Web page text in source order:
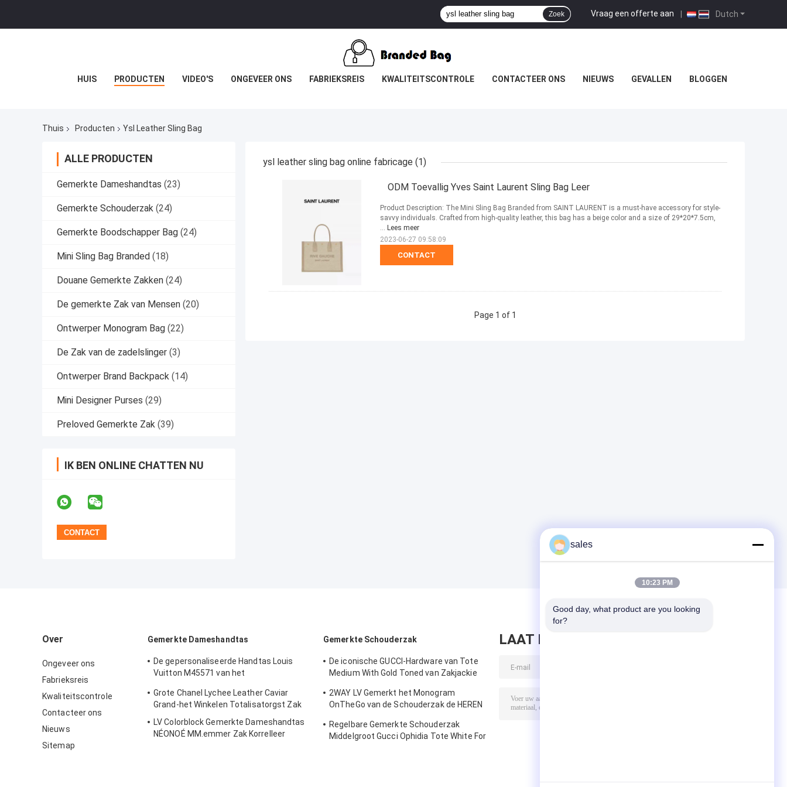
Dutch
Vraag een offerte aan |
Zoek
HUIS PRODUCTEN VIDEO'S ONGEVEER ONS FABRIEKSREIS KWALITEITSCONTROLE CONTACTEER ONS NIEUWS GEVALLEN BLOGGEN
Thuis Producten Ysl Leather Sling Bag
ALLE PRODUCTEN
Gemerkte Dameshandtas (23)
Gemerkte Schouderzak (24)
Gemerkte Boodschapper Bag (24)
Mini Sling Bag Branded (18)
Douane Gemerkte Zakken (24)
De gemerkte Zak van Mensen (20)
Ontwerper Monogram Bag (22)
De Zak van de zadelslinger (3)
Ontwerper Brand Backpack (14)
Mini Designer Purses (29)
Preloved Gemerkte Zak (39)
IK BEN ONLINE CHATTEN NU
ysl leather sling bag online fabricage (1)
ODM Toevallig Yves Saint Laurent Sling Bag Leer
CONTACT
Product Description: The Mini Sling Bag Branded from SAINT LAURENT is a must-have accessory for style-
savvy individuals. Crafted from high-quality leather, this bag has a beige color and a size of 29*20*7.5cm,
... Lees meer
2023-06-27 09:58:09
Page 1 of 1
Over
Ongeveer ons
Fabrieksreis
Kwaliteitscontrole
Contacteer ons
Nieuws
Sitemap
Gemerkte Dameshandtas
De gepersonaliseerde Handtas Louis
Vuitton M45571 van het
Grote Chanel Lychee Leather Caviar
Grand-het Winkelen Totalisatorgst Zak
LV Colorblock Gemerkte Dameshandtas
NÉONOÉ MM.emmer Zak Korrelleer
Gemerkte Schouderzak
De iconische GUCCI-Hardware van Tote
Medium With Gold Toned van Zakjackie
2WAY LV Gemerkt het Monogram
OnTheGo van de Schouderzak de HEREN
Regelbare Gemerkte Schouderzak
Middelgroot Gucci Ophidia Tote White For
LAAT BERICHT ACHTER
sales
10:23 PM
Good day, what product are you looking
for?